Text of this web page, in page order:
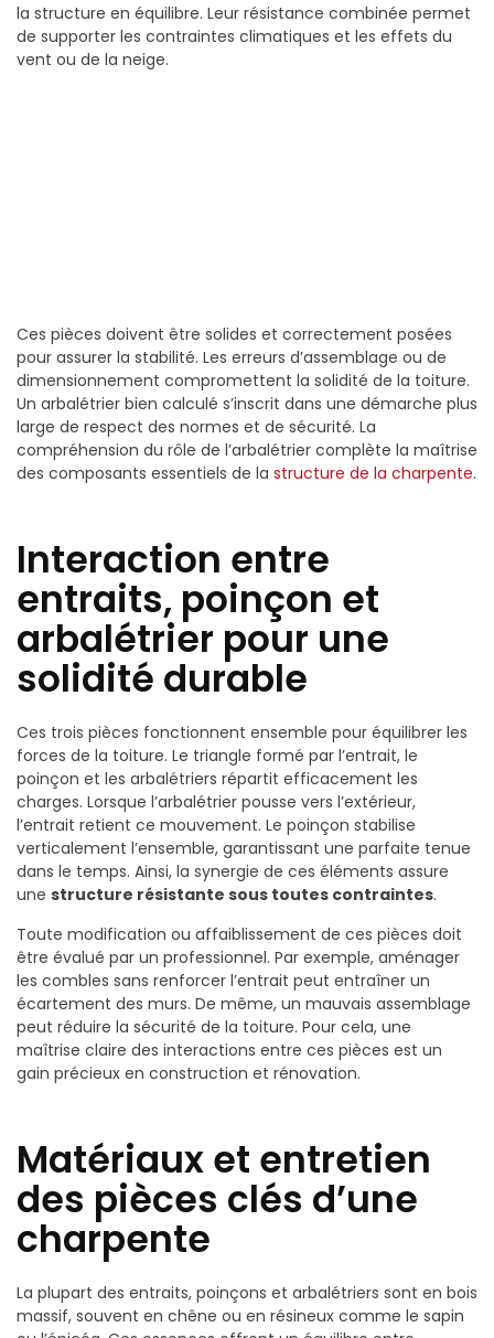
la structure en équilibre. Leur résistance combinée permet
de supporter les contraintes climatiques et les effets du
vent ou de la neige.
Ces pièces doivent être solides et correctement posées
pour assurer la stabilité. Les erreurs d’assemblage ou de
dimensionnement compromettent la solidité de la toiture.
Un arbalétrier bien calculé s’inscrit dans une démarche plus
large de respect des normes et de sécurité. La
compréhension du rôle de l’arbalétrier complète la maîtrise
des composants essentiels de la structure de la charpente.
Interaction entre
entraits, poinçon et
arbalétrier pour une
solidité durable
Ces trois pièces fonctionnent ensemble pour équilibrer les
forces de la toiture. Le triangle formé par l’entrait, le
poinçon et les arbalétriers répartit efficacement les
charges. Lorsque l’arbalétrier pousse vers l’extérieur,
l’entrait retient ce mouvement. Le poinçon stabilise
verticalement l’ensemble, garantissant une parfaite tenue
dans le temps. Ainsi, la synergie de ces éléments assure
une structure résistante sous toutes contraintes.
Toute modification ou affaiblissement de ces pièces doit
être évalué par un professionnel. Par exemple, aménager
les combles sans renforcer l’entrait peut entraîner un
écartement des murs. De même, un mauvais assemblage
peut réduire la sécurité de la toiture. Pour cela, une
maîtrise claire des interactions entre ces pièces est un
gain précieux en construction et rénovation.
Matériaux et entretien
des pièces clés d’une
charpente
La plupart des entraits, poinçons et arbalétriers sont en bois
massif, souvent en chêne ou en résineux comme le sapin